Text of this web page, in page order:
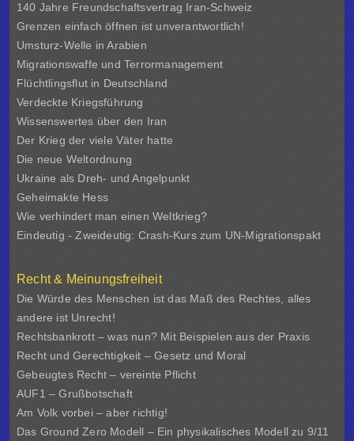
140 Jahre Freundschaftsvertrag Iran-Schweiz
Grenzen einfach öffnen ist unverantwortlich!
Umsturz-Welle in Arabien
Migrationswaffe und Terrormanagement
Flüchtlingsflut in Deutschland
Verdeckte Kriegsführung
Wissenswertes über den Iran
Der Krieg der viele Väter hatte
Die neue Weltordnung
Ukraine als Dreh- und Angelpunkt
Geheimakte Hess
Wie verhindert man einen Weltkrieg?
Eindeutig - Zweideutig: Crash-Kurs zum UN-Migrationspakt
Recht & Meinungsfreiheit
Die Würde des Menschen ist das Maß des Rechtes, alles
andere ist Unrecht!
Rechtsbankrott – was nun? Mit Beispielen aus der Praxis
Recht und Gerechtigkeit – Gesetz und Moral
Gebeugtes Recht – vereinte Pflicht
AUF1 – Grußbotschaft
Am Volk vorbei – aber richtig!
Das Ground Zero Modell – Ein physikalisches Modell zu 9/11